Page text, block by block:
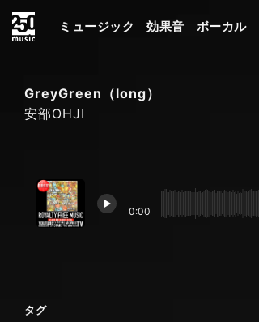
ミュージック 効果音 ボーカル
GreyGreen（long）
安部OHJI
0:00
タグ